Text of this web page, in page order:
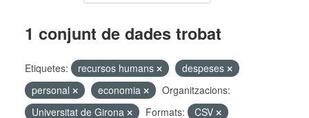
1 conjunt de dades trobat
Etiquetes: recursos humans
despeses
personal
economia
Organitzacions:
Universitat de Girona
Formats:
CSV